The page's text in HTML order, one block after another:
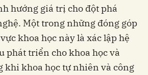
hướng giá trị cho đột phá
Một trong những đóng góp
khoa học này là xác lập hệ
phát triển cho khoa học và
khi khoa học tự nhiên và công